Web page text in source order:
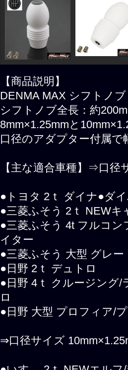
【商品説明】
DENMA MAX シフトノ
シフトノブ全長：約
8mm×1.25mmと
口径のアダプター付属で
【主な適合車種】⇒口径
●トヨタ 2ｔ ダイナ●ダ
●三菱ふそう 2ｔ NEW
●三菱ふそう 4t フルコ
イター
●三菱ふそう 大型 グレ
●日野 2ｔ デュトロ
●日野 4ｔ クルージング
ロ
●日野 大型 プロフィア/
⇒口径サイズ